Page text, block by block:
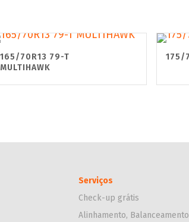
165/70R13 79-T
MULTIHAWK
175/
Serviços
Check-up grátis
Alinhamento,